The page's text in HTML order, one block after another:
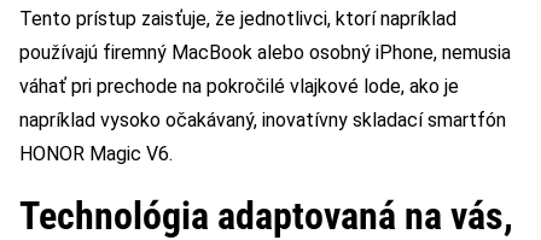
Tento prístup zaisťuje, že jednotlivci, ktorí napríklad
používajú firemný MacBook alebo osobný iPhone, nemusia
váhať pri prechode na pokročilé vlajkové lode, ako je
napríklad vysoko očakávaný, inovatívny skladací smartfón
HONOR Magic V6.
Technológia adaptovaná na vás,